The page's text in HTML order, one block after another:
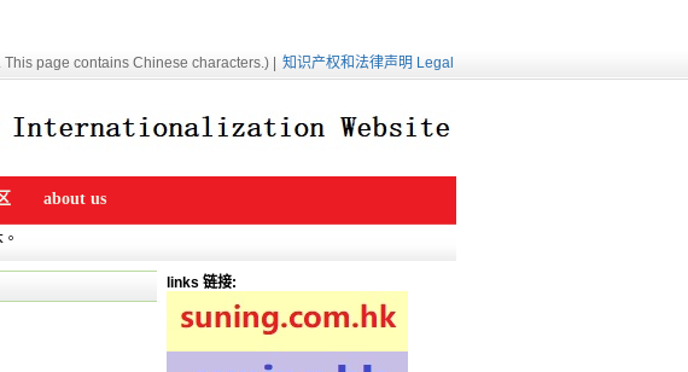
page contains Chinese characters.) | 知识产权和法律声明 Legal
about us
links 链接: